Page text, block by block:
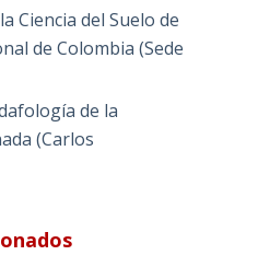
Ciencia del Suelo de
de Colombia (Sede
de la
(Carlos